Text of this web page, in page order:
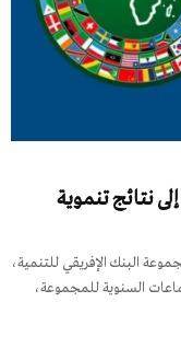
نتائج تنموية
البنك الإفريقي للتنمية،
الاجتماعات السنوية للمجموعة،